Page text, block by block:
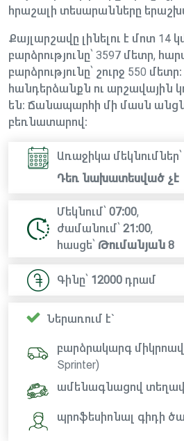
հրաշալի տեսարանները
Քայլարշավը լինելու է մոտ 14
բարձրությունը՝ 3597 մետր,
բարձրությունը՝ շուրջ 550
հանդերձանքն ու արշավային
են։ Ճանապարհի մի մասն
բեռնատարով։
Առաջիկա մեկնումներ՝
Դեռ նախատեսված չէ
Մեկնում՝ 07:00,
ժամանում՝ 21:00,
հասցե՝ Թումանյան 8
Գինը՝ 12000 դրամ
Ներառում է`
բարձրակարգ
Sprinter)
ամենագնացով
պրոֆեսիոնալ գիդի